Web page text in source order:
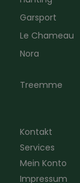
Garsport
Le Chameau
Nora
Treemme
Kontakt
Services
Mein Konto
Impressum